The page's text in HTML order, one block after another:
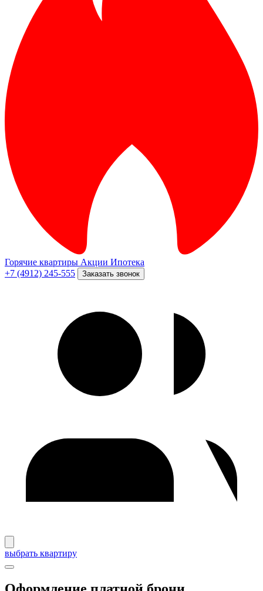
Горячие квартиры Акции Ипотека
+7 (4912) 245-555
Заказать звонок
выбрать квартиру